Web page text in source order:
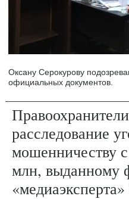
Оксану Серокурову
официальных документов.
расследование
мошенничеству
млн, выданному